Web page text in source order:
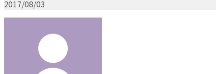
2017/08/03